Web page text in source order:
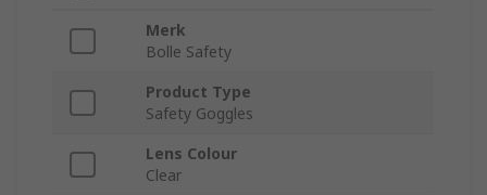
Merk
Bolle Safety
Product Type
Safety Goggles
Lens Colour
Clear